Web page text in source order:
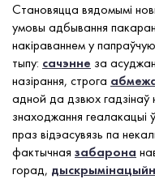
Становяцца вядомымі
умовы адбывання
накіраваннем у
тыпу: сачэнне за
назірання, строга
адной да дзвюх гадзінаў
знаходжання геалакацыі
праз відэасувязь па
фактычная забарона
горад,